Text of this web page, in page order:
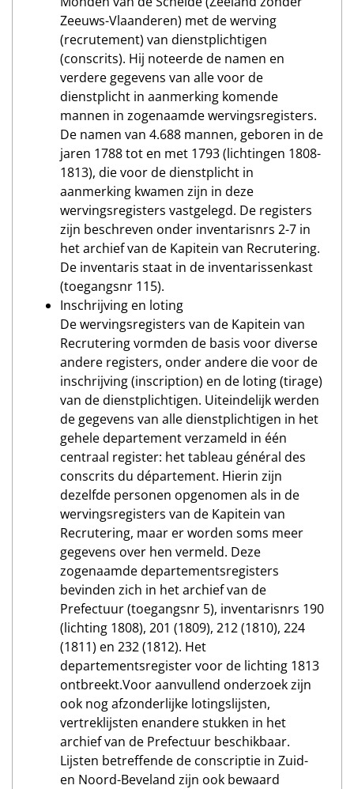
Zeeuws-Vlaanderen) met de werving
(recrutement) van dienstplichtigen
(conscrits). Hij noteerde de namen en
verdere gegevens van alle voor de
dienstplicht in aanmerking komende
mannen in zogenaamde wervingsregisters.
De namen van 4.688 mannen, geboren in de
jaren 1788 tot en met 1793 (lichtingen 1808-
1813), die voor de dienstplicht in
aanmerking kwamen zijn in deze
wervingsregisters vastgelegd. De registers
zijn beschreven onder inventarisnrs 2-7 in
het archief van de Kapitein van Recrutering.
De inventaris staat in de inventarissenkast
(toegangsnr 115).
Inschrijving en loting
De wervingsregisters van de Kapitein van
Recrutering vormden de basis voor diverse
andere registers, onder andere die voor de
inschrijving (inscription) en de loting (tirage)
van de dienstplichtigen. Uiteindelijk werden
de gegevens van alle dienstplichtigen in het
gehele departement verzameld in één
centraal register: het tableau général des
conscrits du département. Hierin zijn
dezelfde personen opgenomen als in de
wervingsregisters van de Kapitein van
Recrutering, maar er worden soms meer
gegevens over hen vermeld. Deze
zogenaamde departementsregisters
bevinden zich in het archief van de
Prefectuur (toegangsnr 5), inventarisnrs 190
(lichting 1808), 201 (1809), 212 (1810), 224
(1811) en 232 (1812). Het
departementsregister voor de lichting 1813
ontbreekt.Voor aanvullend onderzoek zijn
ook nog afzonderlijke lotingslijsten,
vertreklijsten enandere stukken in het
archief van de Prefectuur beschikbaar.
Lijsten betreffende de conscriptie in Zuid-
en Noord-Beveland zijn ook bewaard